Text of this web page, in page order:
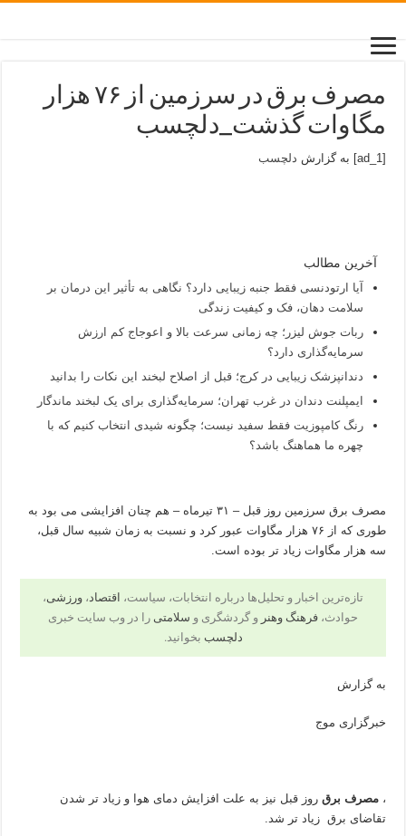
مصرف برق در سرزمین از ۷۶ هزار
مگاوات گذشت_دلچسب
[ad_1] به گزارش دلچسب
آخرین مطالب
آیا ارتودنسی فقط جنبه زیبایی دارد؟ نگاهی به تأثیر این درمان بر
سلامت دهان، فک و کیفیت زندگی
ربات جوش لیزر؛ چه زمانی سرعت بالا و اعوجاج کم ارزش
سرمایه‌گذاری دارد؟
دندانپزشک زیبایی در کرج؛ قبل از اصلاح لبخند این نکات را بدانید
ایمپلنت دندان در غرب تهران؛ سرمایه‌گذاری برای یک لبخند ماندگار
رنگ کامپوزیت فقط سفید نیست؛ چگونه شیدی انتخاب کنیم که با
چهره ما هماهنگ باشد؟
مصرف برق سرزمین روز قبل – ۳۱ تیرماه – هم چنان افزایشی می بود به
طوری که از ۷۶ هزار مگاوات عبور کرد و نسبت به زمان شبیه سال قبل،
سه هزار مگاوات زیاد تر بوده است.
تازه‌ترین اخبار و تحلیل‌ها درباره انتخابات، سیاست، اقتصاد، ورزشی،
حوادث، فرهنگ وهنر و گردشگری و سلامتی را در وب سایت خبری
دلچسب بخوانید.
به گزارش
خبرگزاری موج
​،مصرف برق روز قبل نیز به علت افزایش دمای هوا و زیاد تر شدن
تقاضای برق زیاد تر شد.